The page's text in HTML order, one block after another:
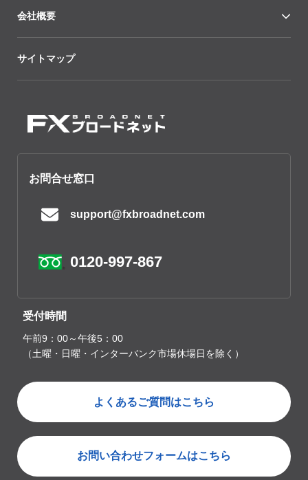
会社概要
サイトマップ
お問合せ窓口
support@fxbroadnet.com
0120-997-867
受付時間
午前9：00～午後5：00
（土曜・日曜・インターバンク市場休場日を除く）
よくあるご質問はこちら
お問い合わせフォームはこちら